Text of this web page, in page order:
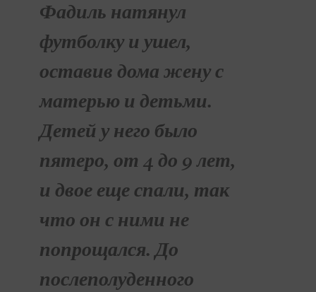
Фадиль натянул
футболку и ушел,
оставив дома жену с
матерью и детьми.
Детей у него было
пятеро, от 4 до 9 лет,
и двое еще спали, так
что он с ними не
попрощался. До
послеполуденного